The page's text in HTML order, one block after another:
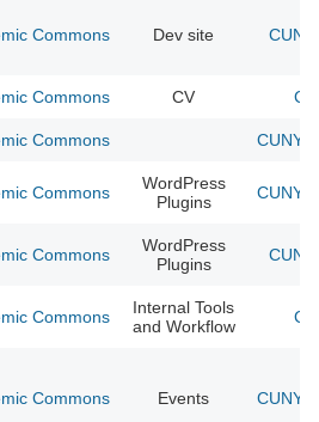
Commons Dev site
Commons CV
Commons CUNY
Commons
WordPress
Plugins
CUNY
Commons
WordPress
Plugins
Commons
Internal Tools
and Workflow
Commons Events CUNY